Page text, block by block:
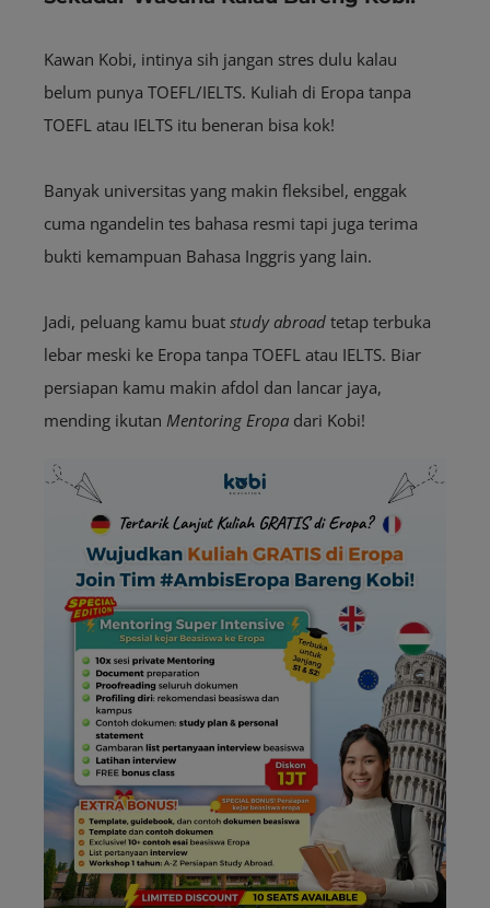
Kawan Kobi, intinya sih jangan stres dulu kalau
belum punya TOEFL/IELTS. Kuliah di Eropa tanpa
TOEFL atau IELTS itu beneran bisa kok!
Banyak universitas yang makin fleksibel, enggak
cuma ngandelin tes bahasa resmi tapi juga terima
bukti kemampuan Bahasa Inggris yang lain.
Jadi, peluang kamu buat study abroad tetap terbuka
lebar meski ke Eropa tanpa TOEFL atau IELTS. Biar
persiapan kamu makin afdol dan lancar jaya,
mending ikutan Mentoring Eropa dari Kobi!